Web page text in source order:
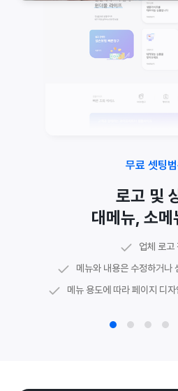
무료 셋팅범
로고 및
대메뉴, 소메
업체 로고
메뉴와 내용은 수정하거나
메뉴 용도에 따라 페이지 디
메인 배너 이미
메인 구성 이미지, 아
메뉴로 이동하는 링크 및 공지
관리자 페이지에서 하단
담당 디자이너가 웹수집에 최
시설안내, 포트폴리오 등
유튜브 경로를 활용한